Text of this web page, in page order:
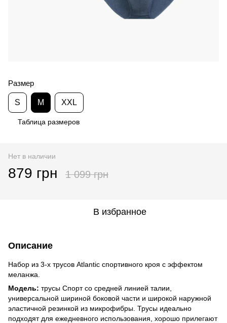
Размер
S M XXL
Таблица размеров
Нет в наличии
879 грн 1 099 грн
В избранное
Описание
Набор из 3-х трусов Atlantic спортивного кроя с эффектом
меланжа.
Модель: трусы Спорт со средней линией талии,
универсальной шириной боковой части и широкой наружной
эластичной резинкой из микрофибры. Трусы идеально
подходят для ежедневного использования, хорошо прилегают